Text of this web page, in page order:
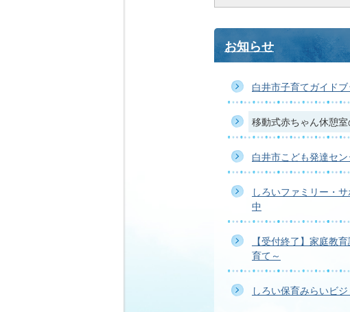
お知らせ
白井市子育てガイド
移動式赤ちゃん休憩
白井市こども発達セ
しろいファミリー・
中
【受付終了】家庭教
育て～
しろい保育みらいビジ